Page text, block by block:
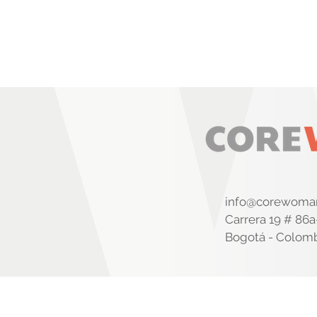
info
Carrera 19 #
Bogotá -